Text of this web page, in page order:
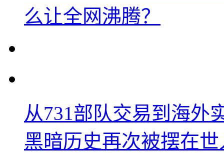
么让全网沸腾？
从731部队交易到海外
黑暗历史再次被摆在